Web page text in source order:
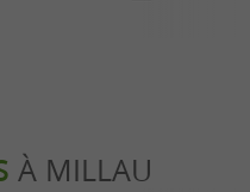
À MILLAU